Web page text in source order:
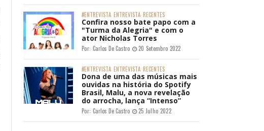
#ENTREVISTA ENTREVISTA RECENTES
Confira nosso bate papo com a
"Turma da Alegria" e com o
ator Nicholas Torres
Por: Carlos De Castro 20 Setembro 2022
#ENTREVISTA ENTREVISTA RECENTES
Dona de uma das músicas mais
ouvidas na história do Spotify
Brasil, Malu, a nova revelação
do arrocha, lança “Intenso”
Por: Carlos De Castro 25 Julho 2022